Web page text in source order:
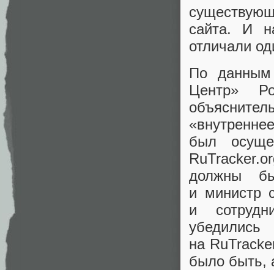
сайта. И
отличали
По
Центр»
«
был
должны
и министр
и
на
было быть,